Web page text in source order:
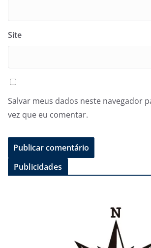
Site
Salvar meus dados neste navegador
vez que eu comentar.
Publicidades